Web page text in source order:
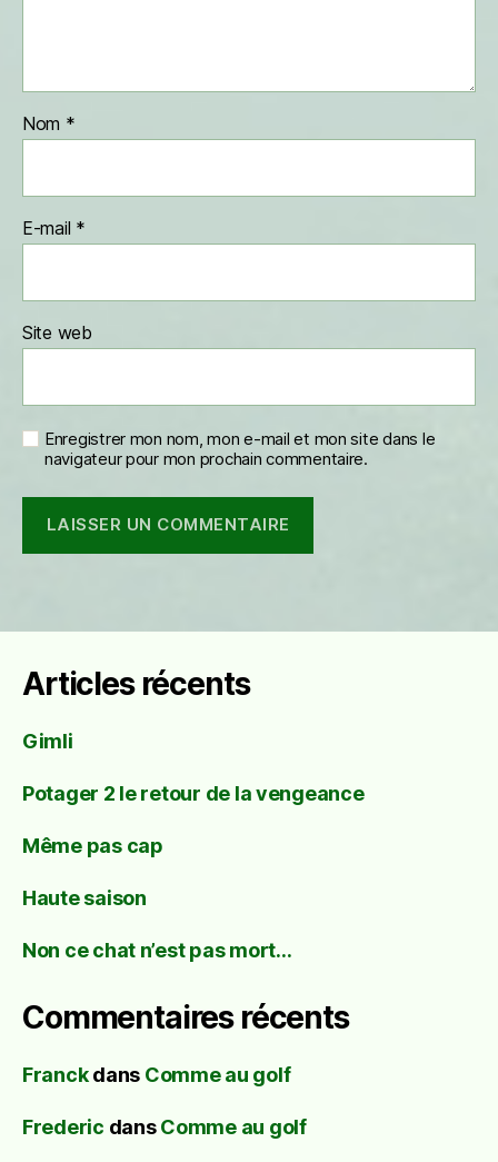
Nom *
E-mail *
Site web
Enregistrer mon nom, mon e-mail et mon site dans le
navigateur pour mon prochain commentaire.
Articles récents
Gimli
Potager 2 le retour de la vengeance
Même pas cap
Haute saison
Non ce chat n’est pas mort…
Commentaires récents
Franckdans Comme au golf
Frederic dansComme au golf